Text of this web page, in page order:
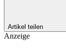
Artikel teilen
Anzeige